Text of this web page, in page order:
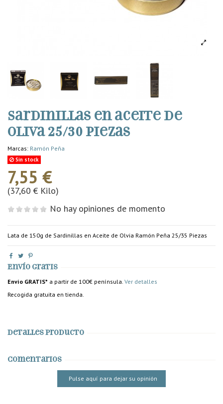
Sardinillas en aceite de
oliva 25/30 piezas
Marcas: Ramón Peña
Sin stock
7,55 €
(37,60 € Kilo)
No hay opiniones de momento
Lata de 150g de Sardinillas en Aceite de Olvia Ramón Peña 25/35 Piezas
Envío gratis
Envío GRATIS* a partir de 100€ península. Ver detalles
Recogida gratuita en tienda.
Detalles producto
Comentarios
Pulse aquí para dejar su opinión